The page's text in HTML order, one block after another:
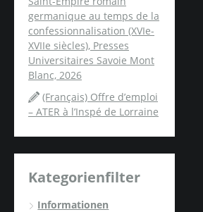
germanique au temps de la
confessionnalisation (XVIe-
XVIIe siècles), Presses
Universitaires Savoie Mont
Blanc, 2026
(Français) Offre d’emploi
– ATER à l’Inspé de Lorraine
Kategorienfilter
Informationen